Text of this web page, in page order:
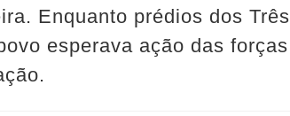
Enquanto prédios dos Três
esperava ação das forças